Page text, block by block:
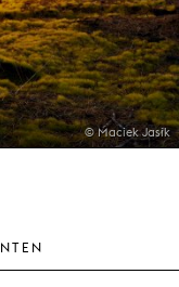
© Maciek Jasik